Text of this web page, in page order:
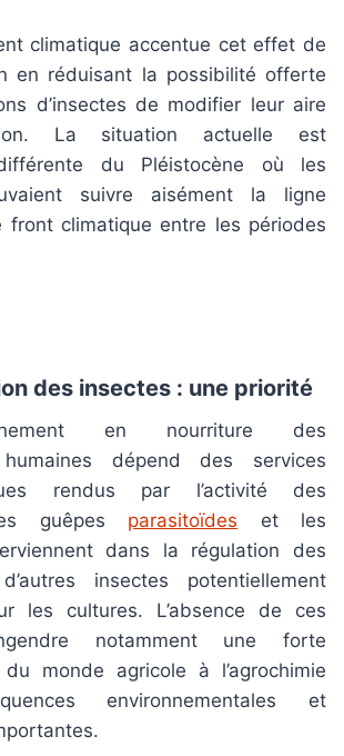
climatique accentue cet effet de
en réduisant la possibilité offerte
d’insectes de modifier leur aire
La situation actuelle est
du Pléistocène où les
suivre aisément la ligne
front climatique entre les périodes
des insectes : une priorité
en nourriture des
humaines dépend des services
rendus par l’activité des
guêpes parasitoïdes et les
dans la régulation des
insectes potentiellement
les cultures. L’absence de ces
notamment une forte
monde agricole à l’agrochimie
environnementales et